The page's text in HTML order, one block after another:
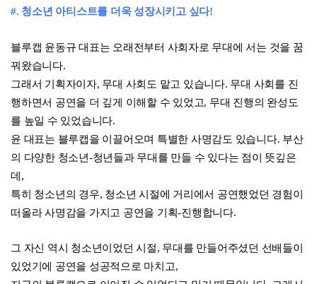
#. 청소년 아티스트를 더욱 성장시키고 싶다!
블루캡 윤동규 대표는 오래전부터 사회자로 무대에 서는 것을 꿈
꿔왔습니다.
그래서 기획자이자, 무대 사회도 맡고 있습니다. 무대 사회를 진
행하면서 공연을 더 깊게 이해할 수 있었고, 무대 진행의 완성도
를 높일 수 있었습니다.
윤 대표는 블루캡을 이끌어오며 특별한 사명감도 있습니다. 부산
의 다양한 청소년-청년들과 무대를 만들 수 있다는 점이 뜻깊은
데,
특히 청소년의 경우, 청소년 시절에 거리에서 공연했었던 경험이
떠올라 사명감을 가지고 공연을 기획-진행합니다.
그 자신 역시 청소년이었던 시절, 무대를 만들어주셨던 선배들이
있었기에 공연을 성공적으로 마치고,